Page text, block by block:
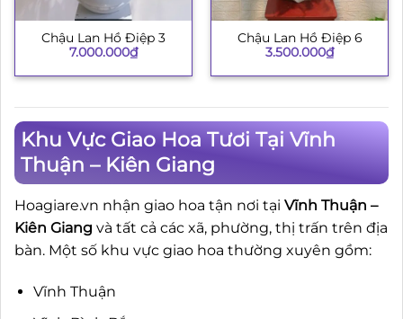
Chậu Lan Hồ Điệp 3
7.000.000₫
Chậu Lan Hồ Điệp 6
3.500.000₫
Khu Vực Giao Hoa Tươi Tại Vĩnh
Thuận – Kiên Giang
Hoagiare.vn nhận giao hoa tận nơi tại Vĩnh Thuận –
Kiên Giang và tất cả các xã, phường, thị trấn trên địa
bàn. Một số khu vực giao hoa thường xuyên gồm:
Vĩnh Thuận